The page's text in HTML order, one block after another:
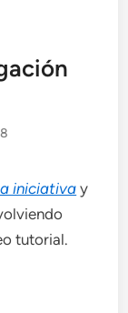
iniciativa y
tutorial.